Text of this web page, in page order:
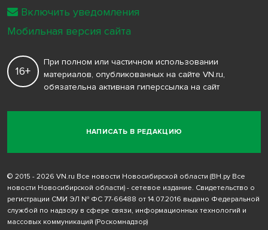
НАПИСАТЬ В РЕДАКЦИЮ
16+
При полном или частичном использовании
материалов, опубликованных на сайте VN.ru,
обязательна активная гиперссылка на сайт
© 2015 - 2026 VN.ru Все новости Новосибирской области (ВН.ру Все
новости Новосибирской области) - сетевое издание. Свидетельство о
регистрации СМИ ЭЛ № ФС 77-66488 от 14.07.2016 выдано Федеральной
службой по надзору в сфере связи, информационных технологий и
массовых коммуникаций (Роскомнадзор)
Включить уведомления
Мобильная версия сайта